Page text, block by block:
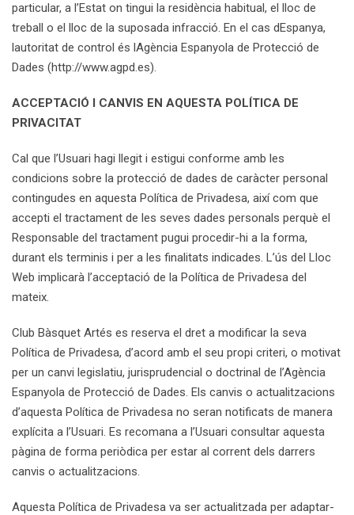
particular, a l’Estat on tingui la residència habitual, el lloc de
treball o el lloc de la suposada infracció. En el cas dEspanya,
lautoritat de control és lAgència Espanyola de Protecció de
Dades (http://www.agpd.es).
ACCEPTACIÓ I CANVIS EN AQUESTA POLÍTICA DE
PRIVACITAT
Cal que l’Usuari hagi llegit i estigui conforme amb les
condicions sobre la protecció de dades de caràcter personal
contingudes en aquesta Política de Privadesa, així com que
accepti el tractament de les seves dades personals perquè el
Responsable del tractament pugui procedir-hi a la forma,
durant els terminis i per a les finalitats indicades. L’ús del Lloc
Web implicarà l’acceptació de la Política de Privadesa del
mateix.
Club Bàsquet Artés es reserva el dret a modificar la seva
Política de Privadesa, d’acord amb el seu propi criteri, o motivat
per un canvi legislatiu, jurisprudencial o doctrinal de l’Agència
Espanyola de Protecció de Dades. Els canvis o actualitzacions
d’aquesta Política de Privadesa no seran notificats de manera
explícita a l’Usuari. Es recomana a l’Usuari consultar aquesta
pàgina de forma periòdica per estar al corrent dels darrers
canvis o actualitzacions.
Aquesta Política de Privadesa va ser actualitzada per adaptar-